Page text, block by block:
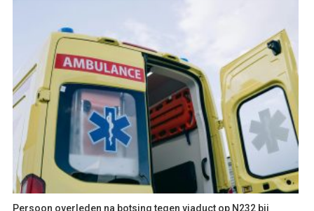
Persoon overleden na botsing tegen viaduct op N232 bij